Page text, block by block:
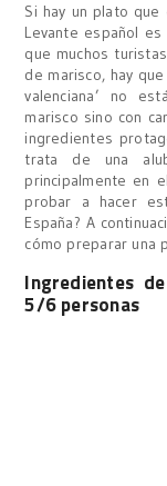
Si hay un plato
Levante español
que muchos
de marisco, hay
valenciana’ no
marisco sino con
ingredientes
trata de una
principalmente en
probar a hacer
España? A
cómo preparar una
Ingredientes
5/6 personas